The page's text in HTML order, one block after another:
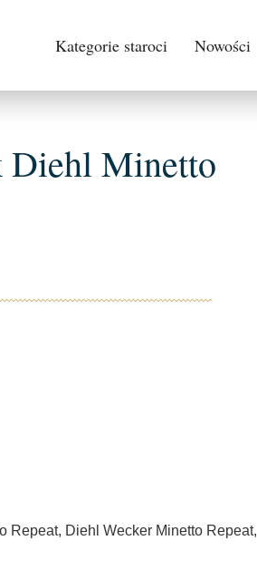
Kategorie staroci Nowości
Diehl Minetto
Repeat, Diehl Wecker Minetto Repeat,